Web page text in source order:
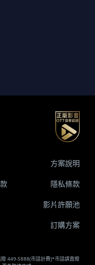
449-5888(市話計費)*市話請直撥
方案說明
隱私條款
影片許願池
訂購方案